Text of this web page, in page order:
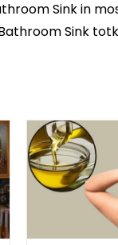
Sinkin
Sink